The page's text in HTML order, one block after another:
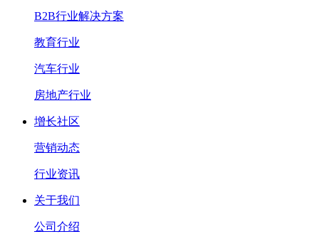
B2B行业解决方案
教育行业
汽车行业
房地产行业
增长社区
营销动态
行业资讯
关于我们
公司介绍